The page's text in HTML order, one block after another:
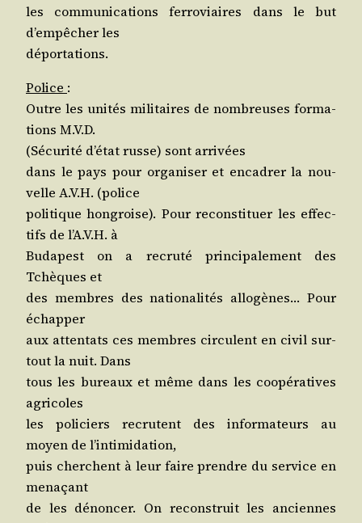
les com­mu­ni­ca­tions fer­ro­viaires dans le but
d’empêcher les
déportations.
Police :
Outre les uni­tés mili­taires de nom­breuses for­ma­
tions M.V.D.
(Sécu­ri­té d’é­tat russe) sont arrivées
dans le pays pour orga­ni­ser et enca­drer la nou­
velle A.V.H. (police
poli­tique hon­groise). Pour recons­ti­tuer les effec­
tifs de l’A.V.H. à
Buda­pest on a recru­té prin­ci­pa­le­ment des
Tchèques et
des membres des natio­na­li­tés allo­gènes… Pour
échapper
aux atten­tats ces membres cir­culent en civil sur­
tout la nuit. Dans
tous les bureaux et même dans les coopé­ra­tives
agricoles
les poli­ciers recrutent des infor­ma­teurs au
moyen de l’intimidation,
puis cherchent à leur faire prendre du ser­vice en
menaçant
de les dénon­cer. On recons­truit les anciennes